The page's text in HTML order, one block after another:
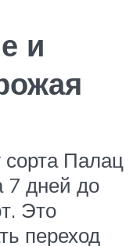
и
Палац
7 дней до
Это
переход